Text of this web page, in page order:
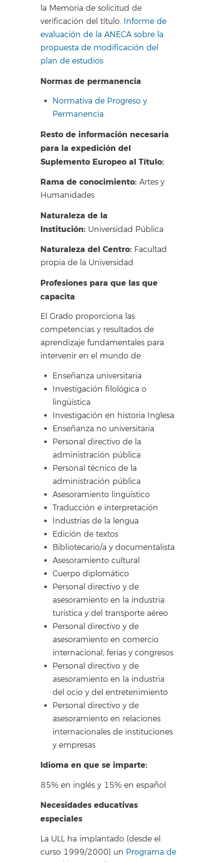
la Memoria de solicitud de
verificación del título. Informe de
evaluación de la ANECA sobre la
propuesta de modificación del
plan de estudios
Normas de permanencia
Normativa de Progreso y
Permanencia
Resto de información necesaria
para la expedición del
Suplemento Europeo al Título:
Rama de conocimiento:Artes y
Humanidades
Naturaleza de la
Institución: Universidad Pública
Naturaleza del Centro: Facultad
propia de la Universidad
Profesiones para que las que
capacita:
El Grado proporciona las
competencias y resultados de
aprendizaje fundamentales para
intervenir en el mundo de:
Enseñanza universitaria
Investigación filológica o
lingüística
Investigación en historia Inglesa
Enseñanza no universitaria
Personal directivo de la
administración pública
Personal técnico de la
administración pública
Asesoramiento lingüístico
Traducción e interpretación
Industrias de la lengua
Edición de textos
Bibliotecario/a y documentalista
Asesoramiento cultural
Cuerpo diplomático
Personal directivo y de
asesoramiento en la industria
turística y del transporte aéreo
Personal directivo y de
asesoramiento en comercio
internacional, ferias y congresos
Personal directivo y de
asesoramiento en la industria
del ocio y del entretenimiento
Personal directivo y de
asesoramiento en relaciones
internacionales de instituciones
y empresas
Idioma en que se imparte:
85% en inglés y 15% en español
Necesidades educativas
especiales
La ULL ha implantado (desde el
curso 1999/2000) un Programa de